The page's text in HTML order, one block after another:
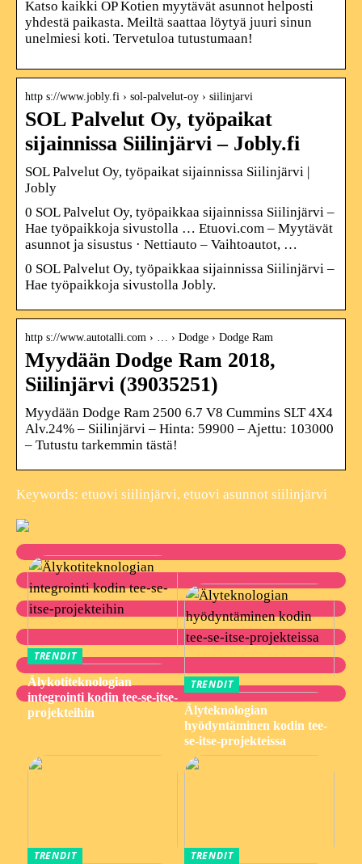
Katso kaikki OP Kotien myytävät asunnot helposti
yhdestä paikasta. Meiltä saattaa löytyä juuri sinun
unelmiesi koti. Tervetuloa tutustumaan!
http s://www.jobly.fi › sol-palvelut-oy › siilinjarvi
SOL Palvelut Oy, työpaikat
sijainnissa Siilinjärvi – Jobly.fi
SOL Palvelut Oy, työpaikat sijainnissa Siilinjärvi |
Jobly
0 SOL Palvelut Oy, työpaikkaa sijainnissa Siilinjärvi –
Hae työpaikkoja sivustolla … Etuovi.com – Myytävät
asunnot ja sisustus · Nettiauto – Vaihtoautot, …
0 SOL Palvelut Oy, työpaikkaa sijainnissa Siilinjärvi –
Hae työpaikkoja sivustolla Jobly.
http s://www.autotalli.com › … › Dodge › Dodge Ram
Myydään Dodge Ram 2018,
Siilinjärvi (39035251)
Myydään Dodge Ram 2500 6.7 V8 Cummins SLT 4X4
Alv.24% – Siilinjärvi – Hinta: 59900 – Ajettu: 103000
– Tutustu tarkemmin tästä!
Keywords: etuovi siilinjärvi, etuovi asunnot siilinjärvi
TRENDIT
Älykotiteknologian
integrointi kodin tee-se-itse-
projekteihin
TRENDIT
Älyteknologian
hyödyntäminen kodin tee-
se-itse-projekteissa
TRENDIT
TRENDIT